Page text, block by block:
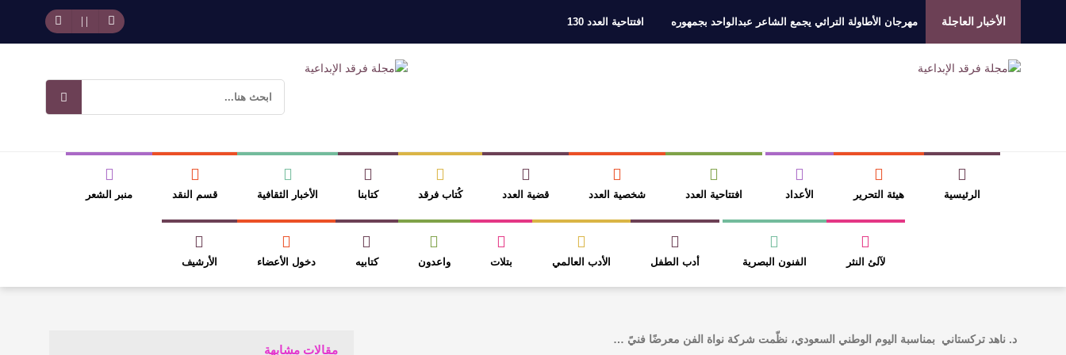
الأخبار العاجلة مهرجان الأطاولة التراثي يجمع الشاعر عبدالواحد بجمهوره افتتاحية العدد 130
القيمة الأدبية بين استحقاق النص وسلطة الجائزة
عتبات التأويل وقراءة التشكيل الصوفي والفلسفي في “مملكة الله” للدكتور محمد بدوي عنترة بن شداد… الشاعر الفارس
الرئيسية هيئة التحرير الأعداد افتتاحية العدد شخصية العدد قضية العدد كُتاب فرقد كتابنا الأخبار الثقافية قسم النقد منبر الشعر
لآلئ النثر الفنون البصرية أدب الطفل الأدب العالمي بتلات واعدون كتابيه دخول الأعضاء الأرشيف
مقالات مشابهة
د. ناهد تركستاني بمناسبة اليوم الوطني السعودي، نظّمت شركة نواة الفن معرضًا فنيً …